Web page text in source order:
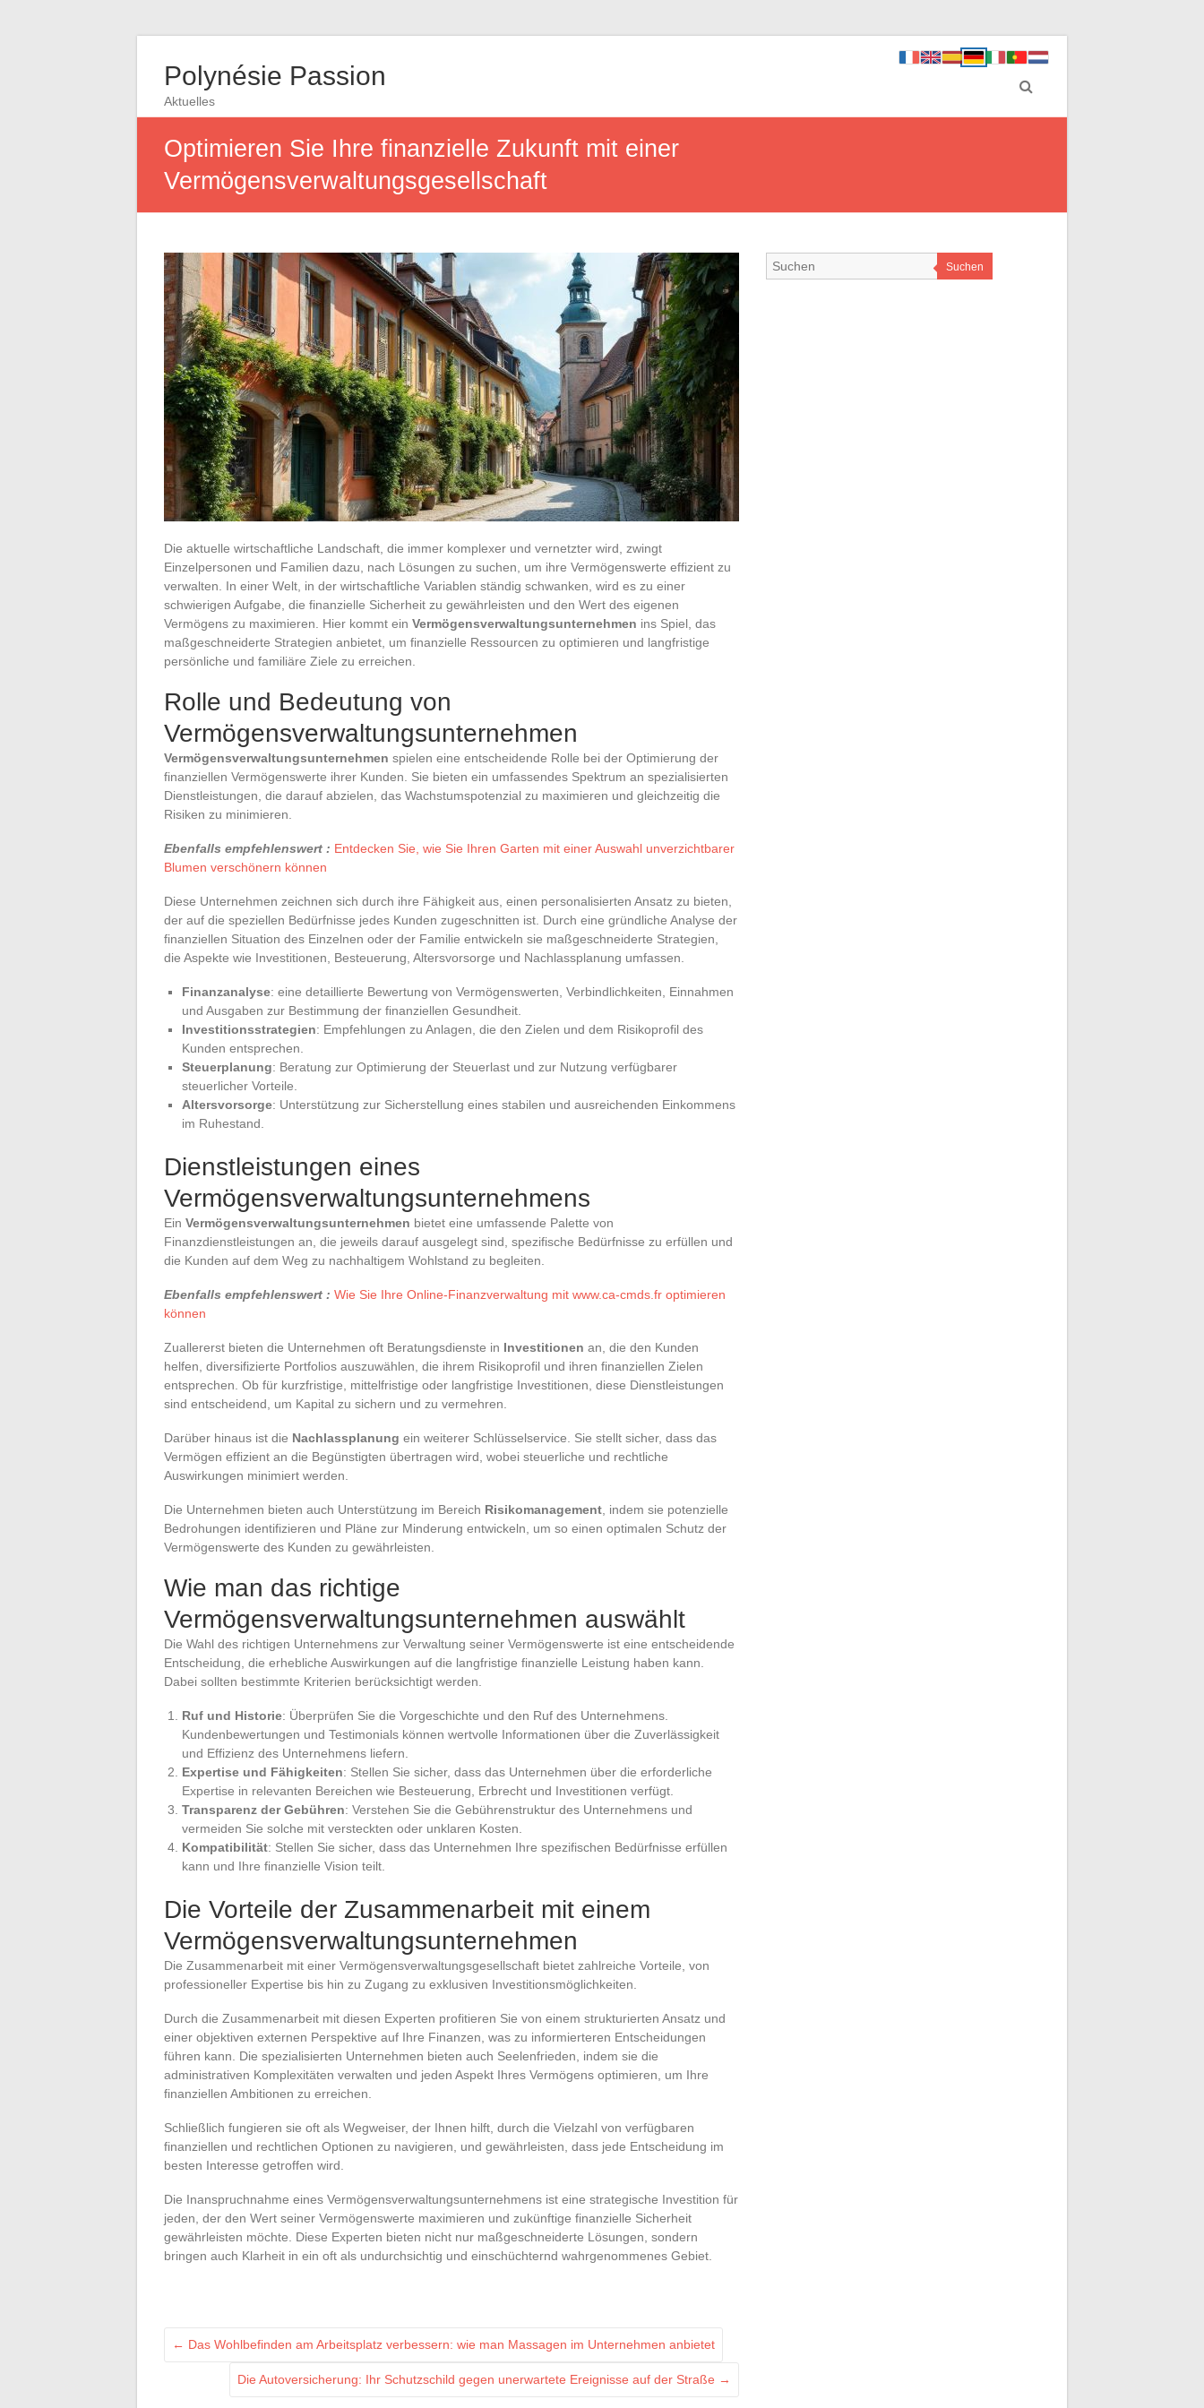
Polynésie Passion
Aktuelles
Optimieren Sie Ihre finanzielle Zukunft mit einer
Vermögensverwaltungsgesellschaft
Die aktuelle wirtschaftliche Landschaft, die immer komplexer und vernetzter wird, zwingt
Einzelpersonen und Familien dazu, nach Lösungen zu suchen, um ihre Vermögenswerte effizient zu
verwalten. In einer Welt, in der wirtschaftliche Variablen ständig schwanken, wird es zu einer
schwierigen Aufgabe, die finanzielle Sicherheit zu gewährleisten und den Wert des eigenen
Vermögens zu maximieren. Hier kommt ein Vermögensverwaltungsunternehmen ins Spiel, das
maßgeschneiderte Strategien anbietet, um finanzielle Ressourcen zu optimieren und langfristige
persönliche und familiäre Ziele zu erreichen.
Rolle und Bedeutung von
Vermögensverwaltungsunternehmen
Vermögensverwaltungsunternehmen spielen eine entscheidende Rolle bei der Optimierung der
finanziellen Vermögenswerte ihrer Kunden. Sie bieten ein umfassendes Spektrum an spezialisierten
Dienstleistungen, die darauf abzielen, das Wachstumspotenzial zu maximieren und gleichzeitig die
Risiken zu minimieren.
Ebenfalls empfehlenswert : Entdecken Sie, wie Sie Ihren Garten mit einer Auswahl unverzichtbarer
Blumen verschönern können
Diese Unternehmen zeichnen sich durch ihre Fähigkeit aus, einen personalisierten Ansatz zu bieten,
der auf die speziellen Bedürfnisse jedes Kunden zugeschnitten ist. Durch eine gründliche Analyse der
finanziellen Situation des Einzelnen oder der Familie entwickeln sie maßgeschneiderte Strategien,
die Aspekte wie Investitionen, Besteuerung, Altersvorsorge und Nachlassplanung umfassen.
Finanzanalyse: eine detaillierte Bewertung von Vermögenswerten, Verbindlichkeiten, Einnahmen
und Ausgaben zur Bestimmung der finanziellen Gesundheit.
Investitionsstrategien: Empfehlungen zu Anlagen, die den Zielen und dem Risikoprofil des
Kunden entsprechen.
Steuerplanung: Beratung zur Optimierung der Steuerlast und zur Nutzung verfügbarer
steuerlicher Vorteile.
Altersvorsorge: Unterstützung zur Sicherstellung eines stabilen und ausreichenden Einkommens
im Ruhestand.
Dienstleistungen eines
Vermögensverwaltungsunternehmens
Ein Vermögensverwaltungsunternehmen bietet eine umfassende Palette von
Finanzdienstleistungen an, die jeweils darauf ausgelegt sind, spezifische Bedürfnisse zu erfüllen und
die Kunden auf dem Weg zu nachhaltigem Wohlstand zu begleiten.
Ebenfalls empfehlenswert : Wie Sie Ihre Online-Finanzverwaltung mit www.ca-cmds.fr optimieren
können
Zuallererst bieten die Unternehmen oft Beratungsdienste in Investitionen an, die den Kunden
helfen, diversifizierte Portfolios auszuwählen, die ihrem Risikoprofil und ihren finanziellen Zielen
entsprechen. Ob für kurzfristige, mittelfristige oder langfristige Investitionen, diese Dienstleistungen
sind entscheidend, um Kapital zu sichern und zu vermehren.
Darüber hinaus ist die Nachlassplanung ein weiterer Schlüsselservice. Sie stellt sicher, dass das
Vermögen effizient an die Begünstigten übertragen wird, wobei steuerliche und rechtliche
Auswirkungen minimiert werden.
Die Unternehmen bieten auch Unterstützung im Bereich Risikomanagement , indem sie potenzielle
Bedrohungen identifizieren und Pläne zur Minderung entwickeln, um so einen optimalen Schutz der
Vermögenswerte des Kunden zu gewährleisten.
Wie man das richtige
Vermögensverwaltungsunternehmen auswählt
Die Wahl des richtigen Unternehmens zur Verwaltung seiner Vermögenswerte ist eine entscheidende
Entscheidung, die erhebliche Auswirkungen auf die langfristige finanzielle Leistung haben kann.
Dabei sollten bestimmte Kriterien berücksichtigt werden.
Ruf und Historie: Überprüfen Sie die Vorgeschichte und den Ruf des Unternehmens.
Kundenbewertungen und Testimonials können wertvolle Informationen über die Zuverlässigkeit
und Effizienz des Unternehmens liefern.
Expertise und Fähigkeiten: Stellen Sie sicher, dass das Unternehmen über die erforderliche
Expertise in relevanten Bereichen wie Besteuerung, Erbrecht und Investitionen verfügt.
Transparenz der Gebühren: Verstehen Sie die Gebührenstruktur des Unternehmens und
vermeiden Sie solche mit versteckten oder unklaren Kosten.
Kompatibilität: Stellen Sie sicher, dass das Unternehmen Ihre spezifischen Bedürfnisse erfüllen
kann und Ihre finanzielle Vision teilt.
Die Vorteile der Zusammenarbeit mit einem
Vermögensverwaltungsunternehmen
Die Zusammenarbeit mit einer Vermögensverwaltungsgesellschaft bietet zahlreiche Vorteile, von
professioneller Expertise bis hin zu Zugang zu exklusiven Investitionsmöglichkeiten.
Durch die Zusammenarbeit mit diesen Experten profitieren Sie von einem strukturierten Ansatz und
einer objektiven externen Perspektive auf Ihre Finanzen, was zu informierteren Entscheidungen
führen kann. Die spezialisierten Unternehmen bieten auch Seelenfrieden, indem sie die
administrativen Komplexitäten verwalten und jeden Aspekt Ihres Vermögens optimieren, um Ihre
finanziellen Ambitionen zu erreichen.
Schließlich fungieren sie oft als Wegweiser, der Ihnen hilft, durch die Vielzahl von verfügbaren
finanziellen und rechtlichen Optionen zu navigieren, und gewährleisten, dass jede Entscheidung im
besten Interesse getroffen wird.
Die Inanspruchnahme eines Vermögensverwaltungsunternehmens ist eine strategische Investition für
jeden, der den Wert seiner Vermögenswerte maximieren und zukünftige finanzielle Sicherheit
gewährleisten möchte. Diese Experten bieten nicht nur maßgeschneiderte Lösungen, sondern
bringen auch Klarheit in ein oft als undurchsichtig und einschüchternd wahrgenommenes Gebiet.
← Das Wohlbefinden am Arbeitsplatz verbessern: wie man Massagen im Unternehmen anbietet
Die Autoversicherung: Ihr Schutzschild gegen unerwartete Ereignisse auf der Straße →
Suchen